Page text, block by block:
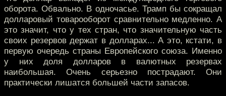
оборота. Обвально. В одночасье. Трамп бы сокращал
долларовый товарооборот сравнительно медленно. А
это значит, что у тех стран, что значительную часть
своих резервов держат в долларах... А это, кстати, в
первую очередь страны Европейского союза. Именно
у них доля долларов в валютных резервах
наибольшая. Очень серьезно пострадают. Они
практически лишатся большей части запасов.